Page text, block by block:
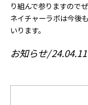
り組んで参りますので
ネイチャーラボは今後
いります。
お知らせ 24.04.11